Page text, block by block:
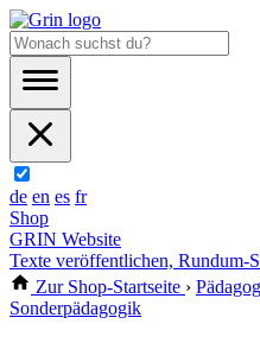
de en es fr
Shop
GRIN Website
Texte veröffentlichen, Rundum-
Zur Shop-Startseite ›
Sonderpädagogik